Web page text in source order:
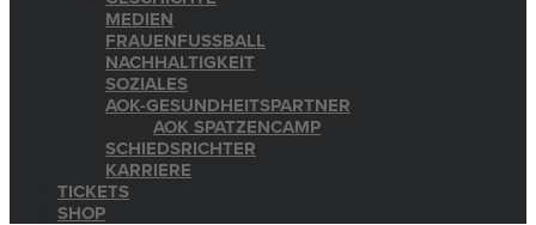
MEDIEN
FRAUENFUSSBALL
NACHHALTIGKEIT
SOZIALES
AOK-GESUNDHEITSPARTNER
AOK SPATZENCAMP
SCHIEDSRICHTER
KARRIERE
TICKETS
SHOP